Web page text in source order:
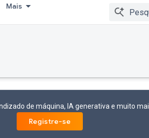
Mais
de máquina, IA generativa e muito
Registre-se